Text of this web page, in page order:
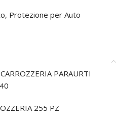
, Protezione per Auto
PARAURTI
255 PZ